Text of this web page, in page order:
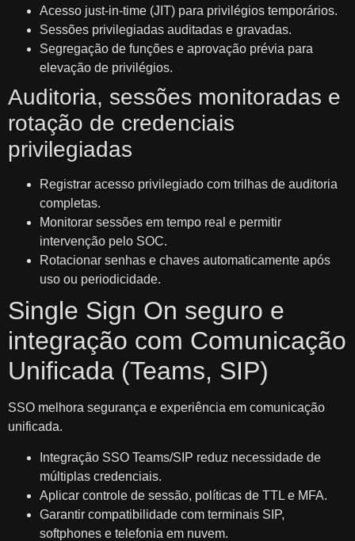
Acesso just‑in‑time (JIT) para privilégios temporários.
Sessões privilegiadas auditadas e gravadas.
Segregação de funções e aprovação prévia para
elevação de privilégios.
Auditoria, sessões monitoradas e
rotação de credenciais
privilegiadas
Registrar acesso privilegiado com trilhas de auditoria
completas.
Monitorar sessões em tempo real e permitir
intervenção pelo SOC.
Rotacionar senhas e chaves automaticamente após
uso ou periodicidade.
Single Sign On seguro e
integração com Comunicação
Unificada (Teams, SIP)
SSO melhora segurança e experiência em comunicação
unificada.
Integração SSO Teams/SIP reduz necessidade de
múltiplas credenciais.
Aplicar controle de sessão, políticas de TTL e MFA.
Garantir compatibilidade com terminais SIP,
softphones e telefonia em nuvem.